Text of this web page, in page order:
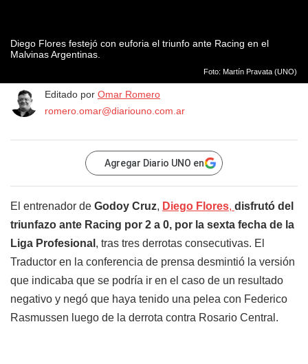
Diego Flores festejó con euforia el triunfo ante Racing en el
Malvinas Argentinas.
Foto: Martín Pravata (UNO)
Editado por Omar Romero
romero.omar@diariouno.com.ar
Agregar Diario UNO en
El entrenador de Godoy Cruz, Diego Flores, disfrutó del
triunfazo ante Racing por 2 a 0, por la sexta fecha de la
Liga Profesional , tras tres derrotas consecutivas. El
Traductor en la conferencia de prensa desmintió la versión
que indicaba que se podría ir en el caso de un resultado
negativo y negó que haya tenido una pelea con Federico
Rasmussen luego de la derrota contra Rosario Central.